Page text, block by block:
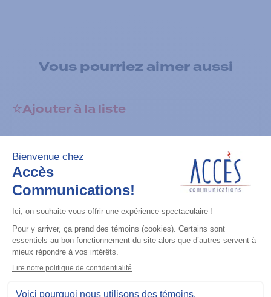
Vous pourriez aimer aussi
Ajouter à la liste